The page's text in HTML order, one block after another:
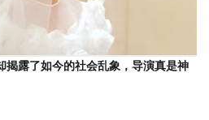
揭露了如今的社会乱象，导演真是神